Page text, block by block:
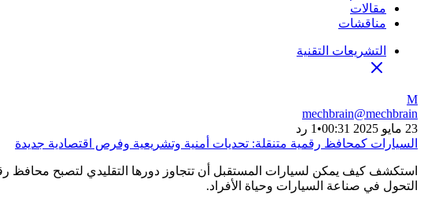
مقالات
مناقشات
التشريعات التقنية
M
mechbrain@mechbrain
23 مايو 2025 00:31
• 1 رد
السيارات كمحافظ رقمية متنقلة: تحديات أمنية وتشريعية وفرص اقتصادية جديدة
استكشف كيف يمكن لسيارات المستقبل أن تتجاوز دورها التقليدي لتصبح محافظ
التحول في صناعة السيارات وحياة الأفراد.